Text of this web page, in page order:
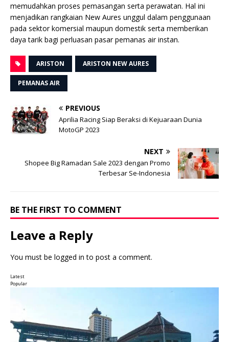
memudahkan proses pemasangan serta perawatan. Hal ini
menjadikan rangkaian New Aures unggul dalam penggunaan
pada sektor komersial maupun domestik serta memberikan
daya tarik bagi perluasan pasar pemanas air instan.
ARISTON ARISTON NEW AURES
PEMANAS AIR
PREVIOUS
Aprilia Racing Siap Beraksi di Kejuaraan Dunia
MotoGP 2023
NEXT
Shopee Big Ramadan Sale 2023 dengan Promo
Terbesar Se-Indonesia
BE THE FIRST TO COMMENT
Leave a Reply
You must be logged in to post a comment.
Latest
Popular